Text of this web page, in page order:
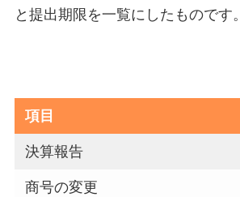
と提出期限を一覧にしたものです。
項目
決算報告
商号の変更